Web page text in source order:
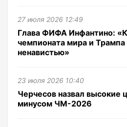
27 июля 2026 12:49
Глава ФИФА Инфантино:
чемпионата мира и
ненавистью»
23 июля 2026 10:40
Черчесов назвал высокие
минусом ЧМ-2026